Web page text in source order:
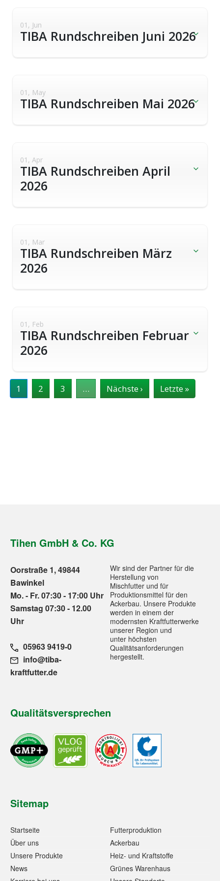
01, Jun
TIBA Rundschreiben Juni 2026
01, May
TIBA Rundschreiben Mai 2026
01, Apr
TIBA Rundschreiben April
2026
01, Mar
TIBA Rundschreiben März
2026
01, Feb
TIBA Rundschreiben Februar
2026
Seitennummerierung
1 2 3 … Nächste › Nächste
Seite
Letzte »
Seite
Tihen GmbH & Co. KG
Oorstraße 1, 49844
Bawinkel
Mo. - Fr. 07:30 - 17:00 Uhr
Samstag 07:30 - 12.00
Uhr
05963 9419-0
info@tiba-
kraftfutter.de
Wir sind der Partner für die
Herstellung von
Mischfutter und für
Produktionsmittel für den
Ackerbau. Unsere Produkte
werden in einem der
modernsten Kraftfutterwerke
unserer Region und
unter höchsten
Qualitätsanforderungen
hergestellt.
Qualitätsversprechen
Sitemap
Startseite
Über uns
Unsere Produkte
News
Futterproduktion
Ackerbau
Heiz- und Kraftstoffe
Grünes Warenhaus